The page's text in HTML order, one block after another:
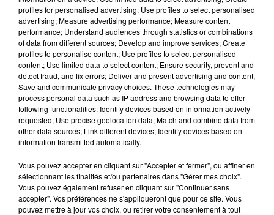
10h00 - 12h00
les dedicaces
11h20
11h20 11h16
11h16 11h13
11h13
profiles for personalised advertising; Use profiles to select personalised
advertising; Measure advertising performance; Measure content
performance; Understand audiences through statistics or combinations
of data from different sources; Develop and improve services; Create
profiles to personalise content; Use profiles to select personalised
content; Use limited data to select content; Ensure security, prevent and
detect fraud, and fix errors; Deliver and present advertising and content;
Save and communicate privacy choices. These technologies may
process personal data such as IP address and browsing data to offer
following functionalities: Identify devices based on information actively
requested; Use precise geolocation data; Match and combine data from
other data sources; Link different devices; Identify devices based on
information transmitted automatically.
Vous pouvez accepter en cliquant sur "Accepter et fermer", ou affiner en
sélectionnant les finalités et/ou partenaires dans "Gérer mes choix".
Vous pouvez également refuser en cliquant sur "Continuer sans
accepter". Vos préférences ne s'appliqueront que pour ce site. Vous
pouvez mettre à jour vos choix, ou retirer votre consentement à tout